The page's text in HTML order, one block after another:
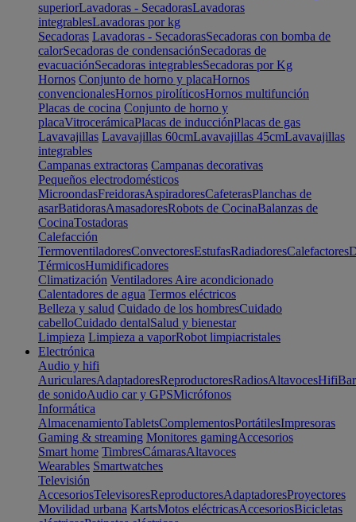
superiorLavadoras - SecadorasLavadoras
integrablesLavadoras por kg
Secadoras Lavadoras - SecadorasSecadoras con bomba de
calorSecadoras de condensaciónSecadoras de
evacuaciónSecadoras integrablesSecadoras por Kg
Hornos Conjunto de horno y placaHornos
convencionalesHornos pirolíticosHornos multifunción
Placas de cocina Conjunto de horno y
placaVitrocerámicaPlacas de inducciónPlacas de gas
Lavavajillas Lavavajillas 60cmLavavajillas 45cmLavavajillas
integrables
Campanas extractoras Campanas decorativas
Pequeños electrodomésticos
MicroondasFreidorasAspiradoresCafeterasPlanchas de
asarBatidorasAmasadoresRobots de CocinaBalanzas de
CocinaTostadoras
Calefacción
TermoventiladoresConvectoresEstufasRadiadoresCalefactores
TérmicosHumidificadores
Climatización Ventiladores Aire acondicionado
Calentadores de agua Termos eléctricos
Belleza y salud Cuidado de los hombresCuidado
cabelloCuidado dentalSalud y bienestar
Limpieza Limpieza a vaporRobot limpiacristales
Electrónica
Audio y hifi
AuricularesAdaptadoresReproductoresRadiosAltavocesHifi
de sonidoAudio car y GPSMicrófonos
Informática
AlmacenamientoTabletsComplementosPortátilesImpresoras
Gaming & streaming Monitores gamingAccesorios
Smart home TimbresCámarasAltavoces
Wearables Smartwatches
Televisión
AccesoriosTelevisoresReproductoresAdaptadoresProyectores
Movilidad urbana KartsMotos eléctricasAccesoriosBicicletas